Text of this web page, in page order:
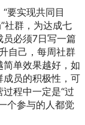
要实现共同目
社群，为达成七
必须7日写一篇
自己，每周社群
单效果越好，如
员的积极性，可
程中一定是“过
个参与的人都觉